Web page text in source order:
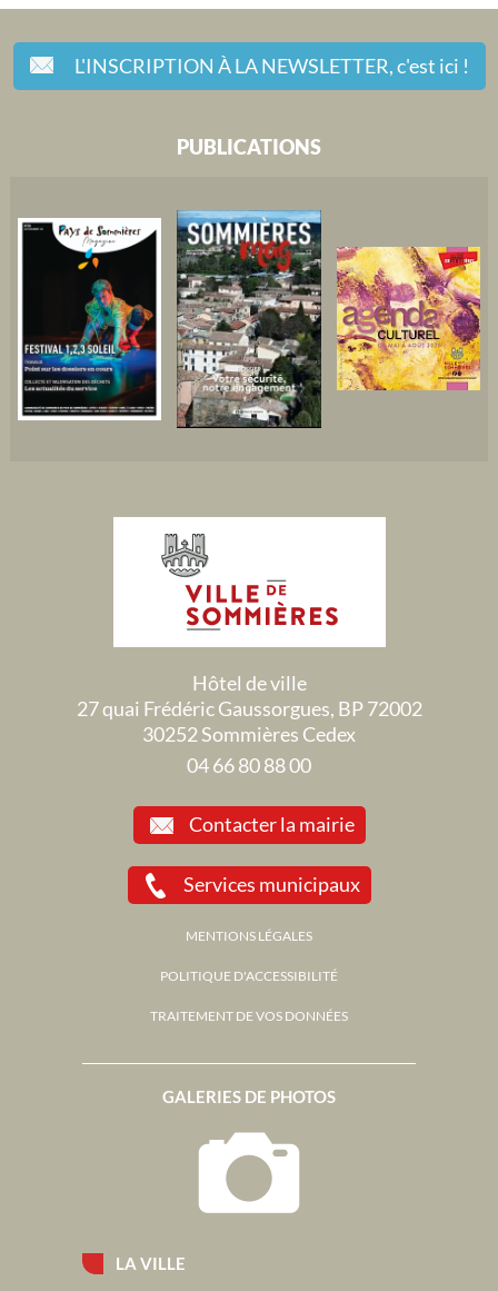
L'INSCRIPTION À LA NEWSLETTER,c'est ici !
LA VILLE
GALERIES DE PHOTOS
PUBLICATIONS
Hôtel de ville
27 quai Frédéric Gaussorgues, BP 72002
30252 Sommières Cedex
04 66 80 88 00
Contacter la mairie
Services municipaux
MENTIONS LÉGALES
POLITIQUE D'ACCESSIBILITÉ
TRAITEMENT DE VOS DONNÉES